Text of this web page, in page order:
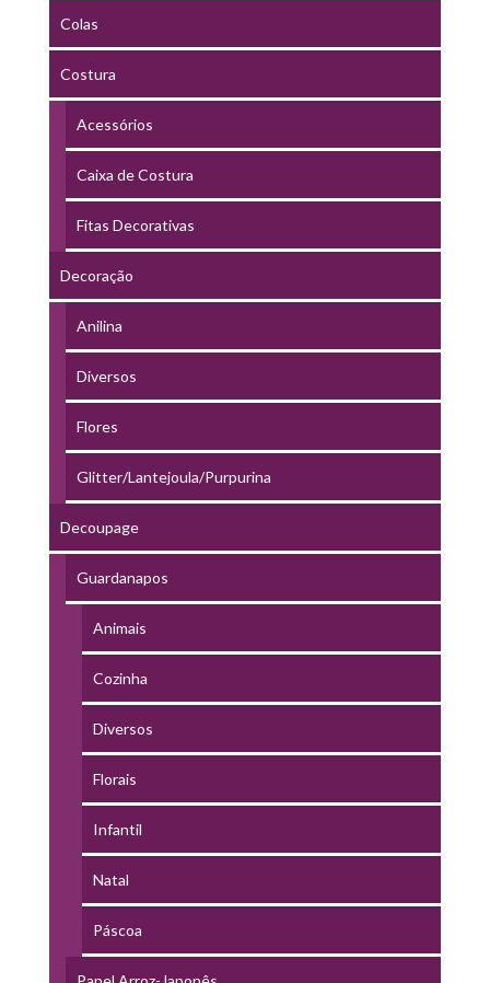
Colas
Costura
Acessórios
Caixa de Costura
Fitas Decorativas
Decoração
Anilina
Diversos
Flores
Glitter/Lantejoula/Purpurina
Decoupage
Guardanapos
Animais
Cozinha
Diversos
Florais
Infantil
Natal
Páscoa